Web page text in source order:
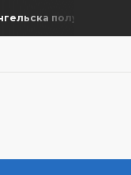
получили